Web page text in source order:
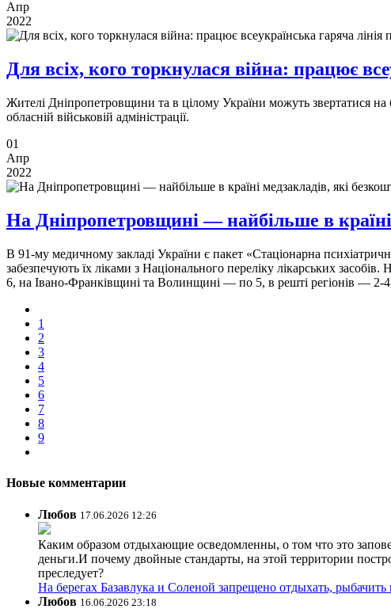
Апр
2022
Для всіх, кого торкнулася війна: працює
Жителі Дніпропетровщини та в цілому України можуть звертатися
обласній військовій адміністрації.
01
Апр
2022
На Дніпропетровщині — найбільше в
В 91-му медичному закладі України є пакет «Стаціонарна
забезпечують їх ліками з Національного переліку лікарських
6, на Івано-Франківщині та Волинщині — по 5, в решті регіонів — 2-
1
2
3
4
5
6
7
8
9
Новые комментарии
Любов 17.06.2026 12:26
Каким образом отдыхающие осведомленны, о том что это
деньги.И почему двойные стандарты, на этой территории
преследует?
На берегах Базавлука и Соленой запрещено отдыхать, рыбачить
Любов 16.06.2026 23:18